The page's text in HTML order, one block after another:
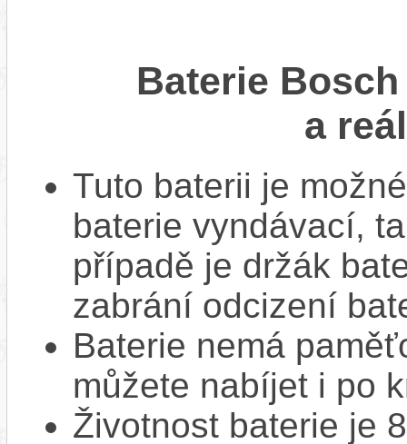
Baterie Bosch
a
Tuto baterii je
baterie vyndávací,
případě je držák
zabrání odcizení
Baterie nemá
můžete nabíjet i po
Životnost baterie je